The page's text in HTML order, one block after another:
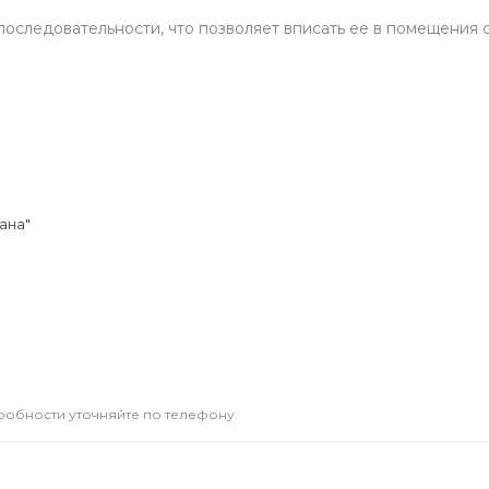
что позволяет вписать ее в помещения
уточняйте по телефону.